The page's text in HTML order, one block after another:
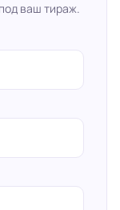
ваш тираж.